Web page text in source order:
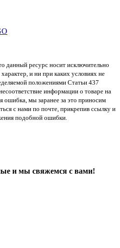
данный ресурс носит исключительно
и ни при каких условиях не
положениями Статьи 437
информации о товаре на
ошибка, мы заранее за это приносим
с нами по почте, прикрепив ссылку и
подобной ошибки.
и мы свяжемся с вами!